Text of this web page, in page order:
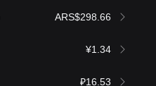
ARS$298.66
¥1.34
₽16.53